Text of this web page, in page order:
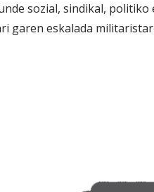
sozial, sindikal,
garen eskalada